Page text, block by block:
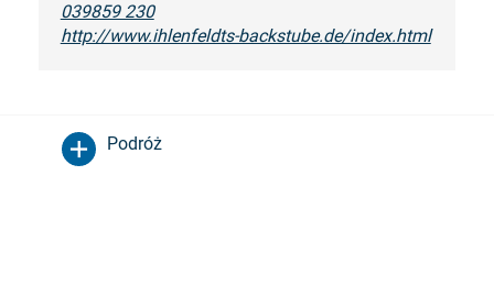
039859 230
http://www.ihlenfeldts-backstube.de/index.html
Podróż